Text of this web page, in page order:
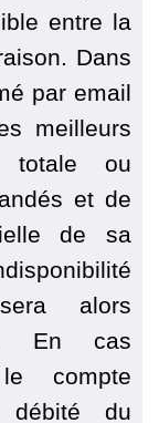
entre la
Dans
par email
meilleurs
totale ou
et de
de sa
alors
En cas
le compte
débité du